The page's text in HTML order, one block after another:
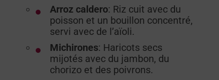
Arroz caldero: Riz cuit avec du
poisson et un bouillon concentré,
servi avec de l’aïoli.
Michirones: Haricots secs
mijotés avec du jambon, du
chorizo et des poivrons.